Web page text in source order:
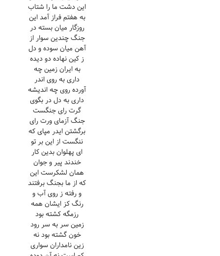
این دشت ما را شتاب
به هفتم فراز آمد این
روزگار میان بسته در
جنگ چندین سوار از
آهن میان سوده و دل
ز کین نهاده دو دیده
به ایران زمین چه
داری به روی اندر
آورده روی چه اندیشه
داری به دل در بگوی
گرت رای جنگست
جنگ آزمای ورت رای
برگشتن ایدر مپای که
ننگست از این بر تو
ای پهلوان بدین کار
خندند پیر و جوان
همان لشکرست این
که از ما بجنگ برفتند
و رفته ز روی آب و
رنگ کز ایشان همه
رزمگه کشته بود
زمین سر به سر رود
خون گشته بود نه
زین نامداران سواری